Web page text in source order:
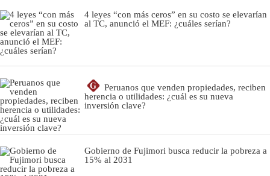
4 leyes “con más ceros” en su costo se elevarían
al TC, anunció el MEF: ¿cuáles serían?
G
Peruanos que venden propiedades, reciben
herencia o utilidades: ¿cuál es su nueva
inversión clave?
Gobierno de Fujimori busca reducir la pobreza a
15% al 2031